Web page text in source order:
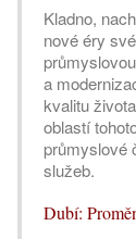
Kladno,
nové éry
a
kvalitu
oblastí
průmyslové
služeb.
Dubí: